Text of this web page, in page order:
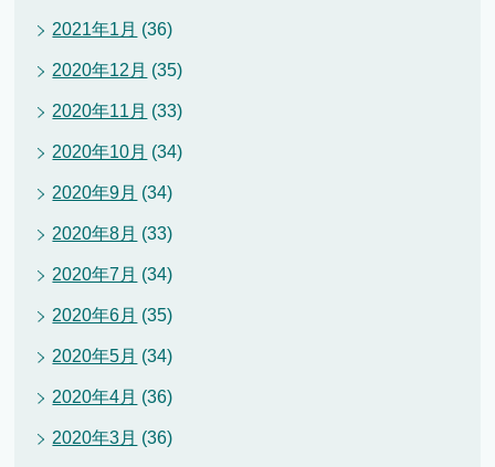
2021年1月 (36)
2020年12月 (35)
2020年11月 (33)
2020年10月 (34)
2020年9月 (34)
2020年8月 (33)
2020年7月 (34)
2020年6月 (35)
2020年5月 (34)
2020年4月 (36)
2020年3月 (36)